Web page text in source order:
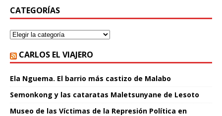
CATEGORÍAS
CARLOS EL VIAJERO
Ela Nguema. El barrio más castizo de Malabo
Semonkong y las cataratas Maletsunyane de Lesoto
Museo de las Víctimas de la Represión Política en